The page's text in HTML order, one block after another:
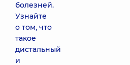
болезней.
Узнайте
о том, что
такое
дистальный
и